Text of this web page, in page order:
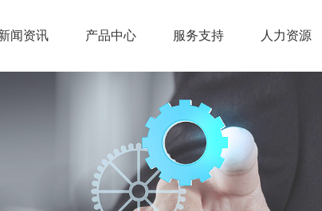
闻资讯 产品中心 服务支持 人力资源